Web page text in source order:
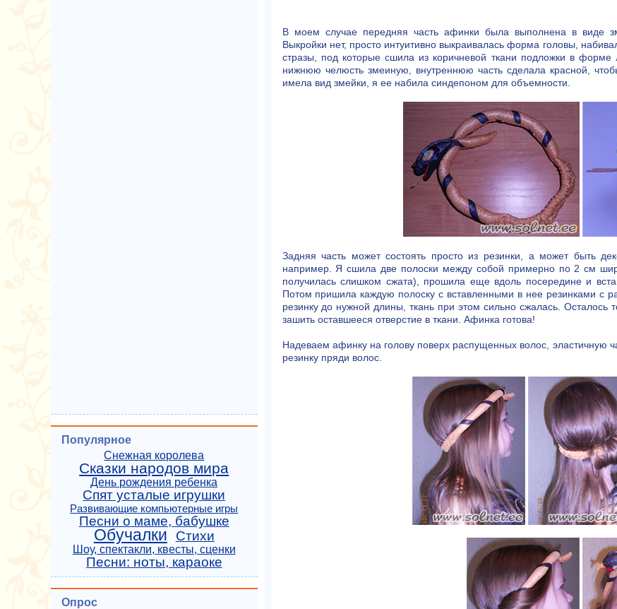
В моем случае передняя часть афинки была выполнена в виде
Выкройки нет, просто интуитивно выкраивалась форма головы,
стразы, под которые сшила из коричневой ткани подложки в
нижнюю челюсть змеиную, внутреннюю часть сделала красной,
имела вид змейки, я ее набила синдепоном для объемности.
Задняя часть может состоять просто из резинки, а может быть
например. Я сшила две полоски между собой примерно по 2 см
получилась слишком сжата), прошила еще вдоль посередине и
Потом пришила каждую полоску с вставленными в нее резинками с
резинку до нужной длины, ткань при этом сильно сжалась. Осталось
зашить оставшееся отверстие в ткани. Афинка готова!
Надеваем афинку на голову поверх распущенных волос, эластичную
резинку пряди волос.
Популярное
Снежная королева
Сказки народов мира
День рождения ребенка
Спят усталые игрушки
Развивающие компьютерные игры
Песни о маме, бабушке
Обучалки Стихи
Шоу, спектакли, квесты, сценки
Песни: ноты, караоке
Опрос